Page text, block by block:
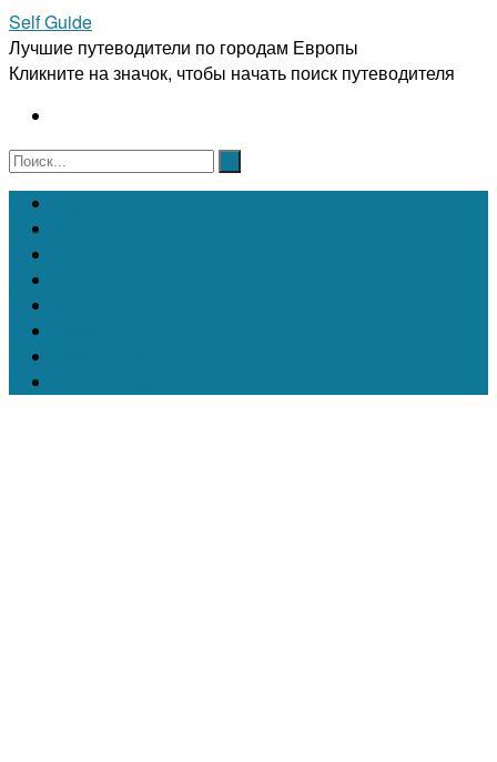
Self Guide
Лучшие путеводители по городам Европы
Кликните на значок, чтобы начать поиск путеводителя